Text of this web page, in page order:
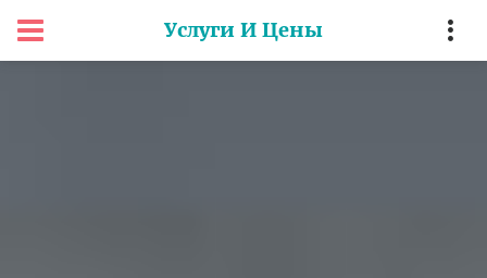
Услуги И Цены